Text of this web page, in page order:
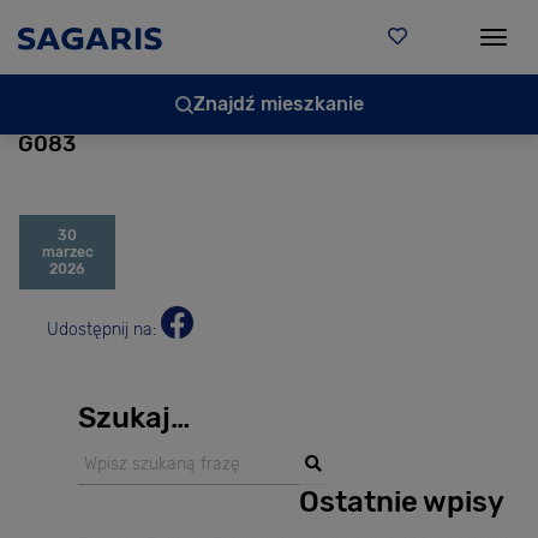
Znajdź mieszkanie
G083
30
marzec
2026
Udostępnij na:
Szukaj…
Ostatnie wpisy